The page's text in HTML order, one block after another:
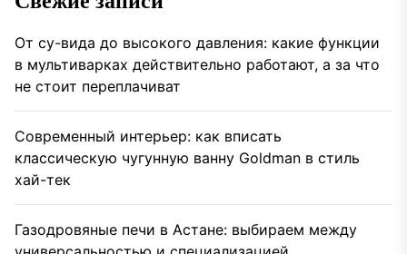
От су-вида до высокого давления: какие функции
в мультиварках действительно работают, а за что
не стоит переплачиват
Современный интерьер: как вписать
классическую чугунную ванну Goldman в стиль
хай-тек
Газодровяные печи в Астане: выбираем между